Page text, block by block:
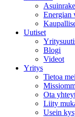
Energian
Uutiset
Blogi
Videot
Yritys
Tietoa
Ota
Liity
Usein